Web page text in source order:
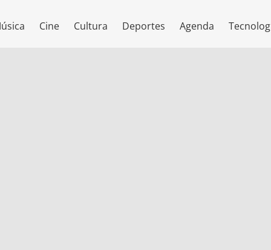
Cine Cultura Deportes Agenda